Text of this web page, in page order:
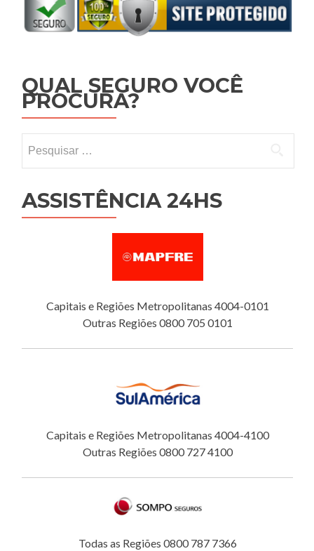
QUAL SEGURO VOCÊ
PROCURA?
ASSISTÊNCIA 24HS
Capitais e Regiões Metropolitanas 4004-0101
Outras Regiões 0800 705 0101
Capitais e Regiões Metropolitanas 4004-4100
Outras Regiões 0800 727 4100
Todas as Regiões 0800 787 7366